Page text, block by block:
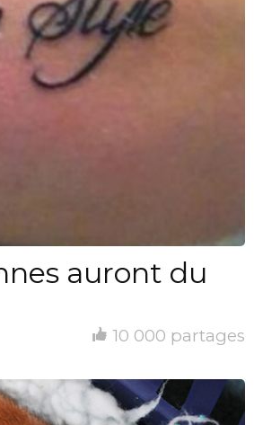
auront du
10 000 partages